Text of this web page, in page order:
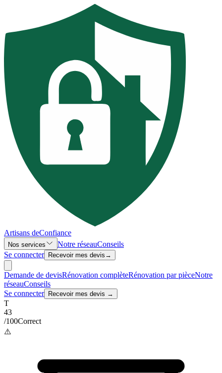
Artisans deConfiance
Nos services Notre réseauConseils
Se connecter
Recevoir mes devis →
Demande de devisRénovation complèteRénovation par pièceNotre
réseauConseils
Se connecter
Recevoir mes devis →
T
43
/100Correct
⚠️